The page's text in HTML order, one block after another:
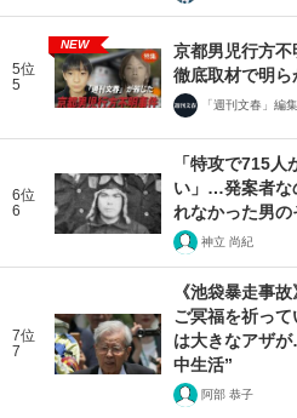
5位
5
NEW
京都男児行方
徹底取材で明
「週刊文春」編
6位
6
「特攻で715
い」…発案者な
れなかった男の
神立 尚紀
7位
7
《池袋暴走事
ご冥福を祈っ
は大きなアザ
中生活”
阿部 恭子